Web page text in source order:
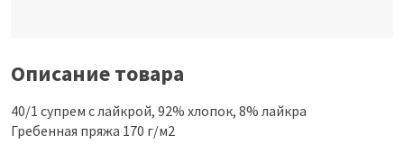
Описание товара
40/1 супрем с лайкрой, 92% хлопок, 8% лайкра
Гребенная пряжа 170 г/м2